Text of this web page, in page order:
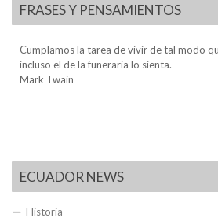
FRASES Y PENSAMIENTOS
Cumplamos la tarea de vivir de tal modo
incluso el de la funeraria lo sienta.
Mark Twain
ECUADOR NEWS
Historia